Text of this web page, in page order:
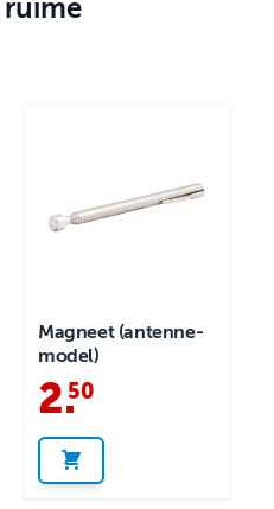
ruime
Magneet (antenne-
model)
2.
50